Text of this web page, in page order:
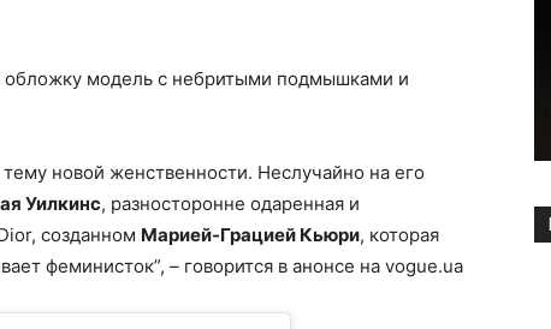
обложку модель с небритыми подмышками и
новой женственности. Неслучайно на его
Уилкинс, разносторонне одаренная и
созданном Марией-Грацией Кьюри, которая
феминисток”, – говорится в анонсе на vogue.ua